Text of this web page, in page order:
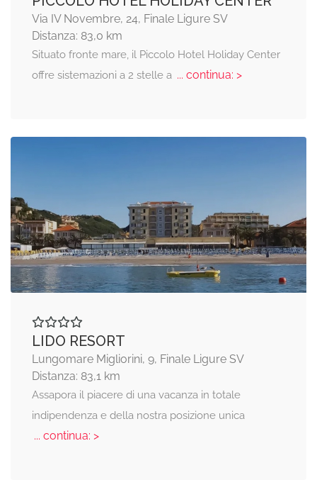
Via IV Novembre, 24, Finale Ligure SV
Distanza: 83,0 km
Situato fronte mare, il Piccolo Hotel Holiday Center
offre sistemazioni a 2 stelle a... continua: >
LIDO RESORT
Lungomare Migliorini, 9, Finale Ligure SV
Distanza: 83,1 km
Assapora il piacere di una vacanza in totale
indipendenza e della nostra posizione unica
... continua: >